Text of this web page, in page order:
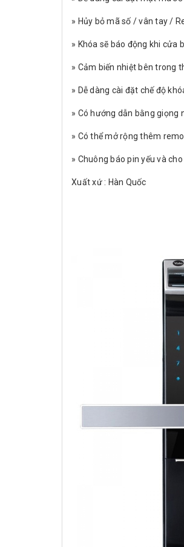
» Hủy bỏ mã số / vân tay /
» Khóa sẽ báo động khi cửa
» Cảm biến nhiệt bên trong
» Dễ dàng cài đặt chế độ
» Có hướng dẫn bằng giọng
» Có thể mở rộng thêm
» Chuông báo pin yếu và
Xuất xứ : Hàn Quốc